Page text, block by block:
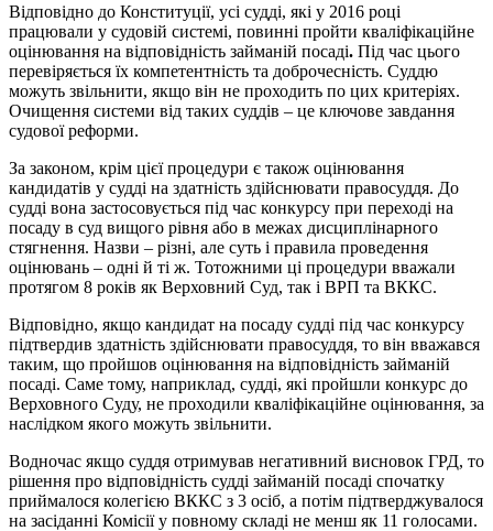
Відповідно до Конституції, усі судді, які у 2016 році
працювали у судовій системі, повинні пройти кваліфікаційне
оцінювання на відповідність займаній посаді. Під час цього
перевіряється їх компетентність та доброчесність. Суддю
можуть звільнити, якщо він не проходить по цих критеріях.
Очищення системи від таких суддів – це ключове завдання
судової реформи.
За законом, крім цієї процедури є також оцінювання
кандидатів у судді на здатність здійснювати правосуддя. До
судді вона застосовується під час конкурсу при переході на
посаду в суд вищого рівня або в межах дисциплінарного
стягнення. Назви – різні, але суть і правила проведення
оцінювань – одні й ті ж. Тотожними ці процедури вважали
протягом 8 років як Верховний Суд, так і ВРП та ВККС.
Відповідно, якщо кандидат на посаду судді під час конкурсу
підтвердив здатність здійснювати правосуддя, то він вважався
таким, що пройшов оцінювання на відповідність займаній
посаді. Саме тому, наприклад, судді, які пройшли конкурс до
Верховного Суду, не проходили кваліфікаційне оцінювання, за
наслідком якого можуть звільнити.
Водночас якщо суддя отримував негативний висновок ГРД, то
рішення про відповідність судді займаній посаді спочатку
приймалося колегією ВККС з 3 осіб, а потім підтверджувалося
на засіданні Комісії у повному складі не менш як 11 голосами.